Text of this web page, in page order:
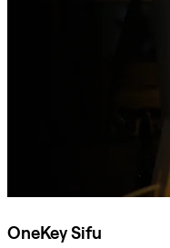
OneKey Sifu